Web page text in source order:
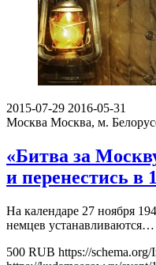
2015-07-29 2016-05-31
Москва Москва, м.
«Битва за
и перенестись в
На календаре 27 ноября
немцев устанавливаются…
500 RUB https://schema.org/